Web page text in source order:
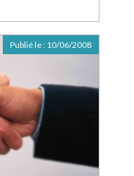
Publié le : 10/06/2008